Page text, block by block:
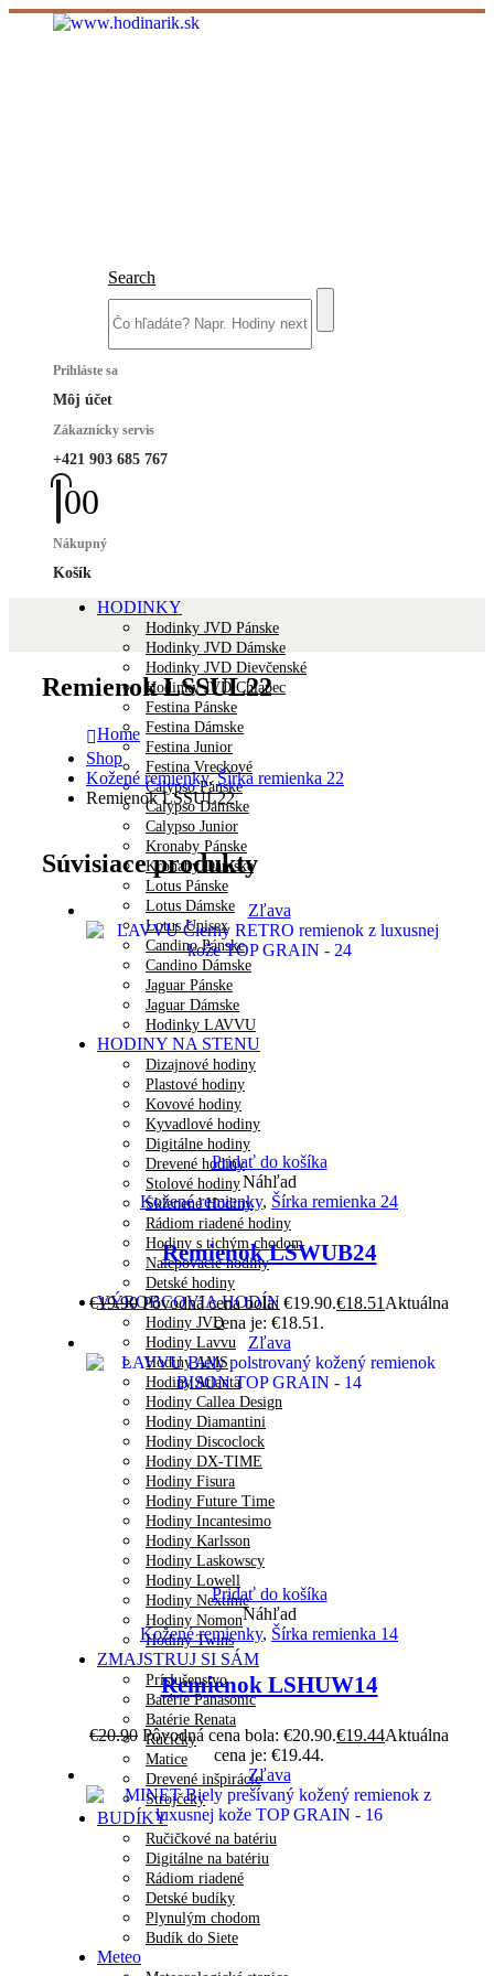
Search
Prihláste sa
Môj účet
Zákaznícky servis
+421 903 685 767
00
Nákupný
Košík
HODINKY
Hodinky JVD Pánske
Hodinky JVD Dámske
Hodinky JVD Dievčenské
Hodinky JVD Chlapec
Festina Pánske
Festina Dámske
Festina Junior
Festina Vreckové
Calypso Pánske
Calypso Dámske
Calypso Junior
Kronaby Pánske
Kronaby Dámske
Lotus Pánske
Lotus Dámske
Lotus Unisex
Candino Pánske
Candino Dámske
Jaguar Pánske
Jaguar Dámske
Hodinky LAVVU
HODINY NA STENU
Dizajnové hodiny
Plastové hodiny
Kovové hodiny
Kyvadlové hodiny
Digitálne hodiny
Drevené hodiny
Stolové hodiny
Sklenené Hodiny
Rádiom riadené hodiny
Hodiny s tichým chodom
Nalepovacie hodiny
Detské hodiny
VÝROBCOVIA HODÍN
Hodiny JVD
Hodiny Lavvu
Hodiny AMS
Hodiny Atlanta
Hodiny Callea Design
Hodiny Diamantini
Hodiny Discoclock
Hodiny DX-TIME
Hodiny Fisura
Hodiny Future Time
Hodiny Incantesimo
Hodiny Karlsson
Hodiny Laskowscy
Hodiny Lowell
Hodiny Nextime
Hodiny Nomon
Hodiny Twins
ZMAJSTRUJ SI SÁM
Príslušenstvo
Batérie Panasonic
Batérie Renata
Ručičky
Matice
Drevené inšpirácie
Strojčeky
BUDÍKY
Ručičkové na batériu
Digitálne na batériu
Rádiom riadené
Detské budíky
Plynulým chodom
Budík do Siete
Meteo
Remienok LSSUL22
Home
Shop
Kožené remienky,Šírka remienka 22
Remienok LSSUL22
Súvisiace produkty
Zľava
Pridať do košíka
Náhľad
Kožené remienky, Šírka remienka 24
Remienok LSWUB24
€19.90 Pôvodná cena bola: €19.90.€18.51 Aktuálna
cena je: €18.51.
Zľava
Pridať do košíka
Náhľad
Kožené remienky, Šírka remienka 14
Remienok LSHUW14
€20.90 Pôvodná cena bola: €20.90.€19.44Aktuálna
cena je: €19.44.
Zľava